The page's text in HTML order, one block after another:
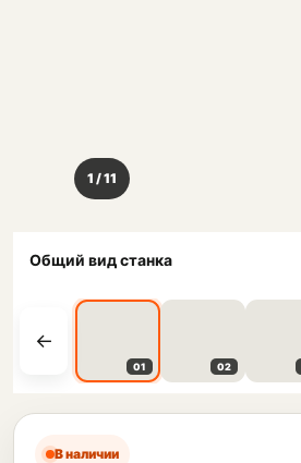
01 02
1 / 11
Общий вид станка
В наличии